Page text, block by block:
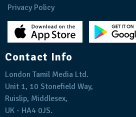
Privacy Policy
Contact Info
London Tamil Media Ltd.
Unit 1, 10 Stonefield Way,
Ruislip, Middlesex,
UK - HA4 0JS.